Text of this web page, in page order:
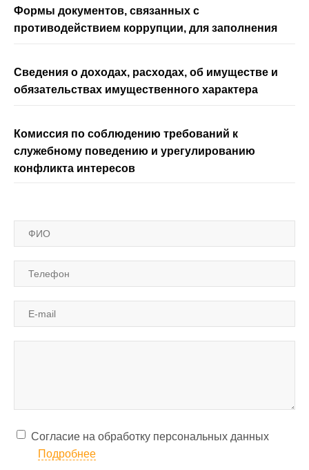
Формы документов, связанных с
противодействием коррупции, для заполнения
Сведения о доходах, расходах, об имуществе и
обязательствах имущественного характера
Комиссия по соблюдению требований к
служебному поведению и урегулированию
конфликта интересов
Согласие на обработку персональных данных
Подробнее